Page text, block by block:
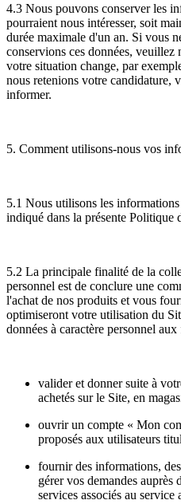
4.3 Nous pouvons conserver les
pourraient nous intéresser, soit
durée maximale d'un an. Si vous
conservions ces données,
votre situation change, par
nous retenions votre candidature,
informer.
5. Comment utilisons-nous vos
5.1 Nous utilisons les
indiqué dans la présente Politique
5.2 La principale finalité de la
personnel est de conclure une
l'achat de nos produits et vous
optimiseront votre utilisation du
données à caractère personnel
valider et donner suite à
achetés sur le Site, en
ouvrir un compte « Mon
proposés aux utilisateurs
fournir des informations,
gérer vos demandes auprès
services associés au service